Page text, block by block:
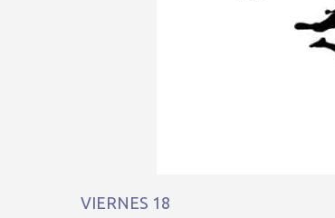
VIERNES 18